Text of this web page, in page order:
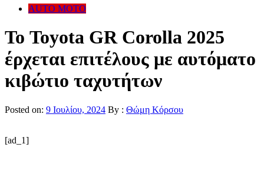
AUTO MOTO
Το Toyota GR Corolla 2025
έρχεται επιτέλους με αυτόματο
κιβώτιο ταχυτήτων
Posted on: 9 Ιουλίου, 2024 By : Θώμη Κόρσου
[ad_1]